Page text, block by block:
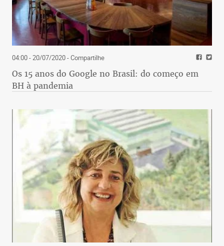
04:00 - 20/07/2020- Compartilhe
Os 15 anos do Google no Brasil: do começo em
BH à pandemia